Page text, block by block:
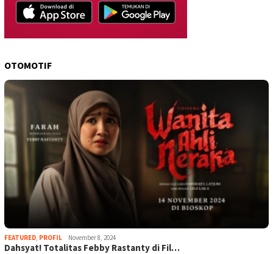
OTOMOTIF
FEATURED, PROFIL November 8, 2024
Dahsyat! Totalitas Febby Rastanty di Fil…